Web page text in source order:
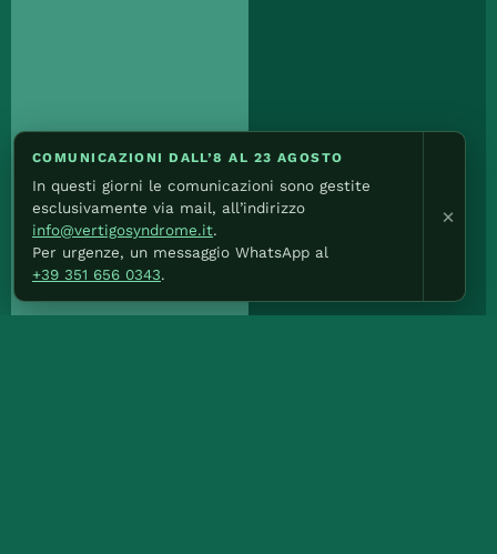
COMUNICAZIONI DALL’8 AL 23 AGOSTO
In questi giorni le comunicazioni sono gestite
esclusivamente via mail, all’indirizzo
info@vertigosyndrome.it.
Per urgenze, un messaggio WhatsApp al
+39 351 656 0343.
×